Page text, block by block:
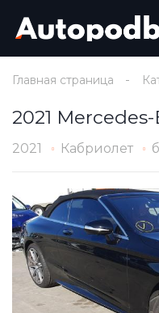
Главная страница
2021
2021 Кабриолет